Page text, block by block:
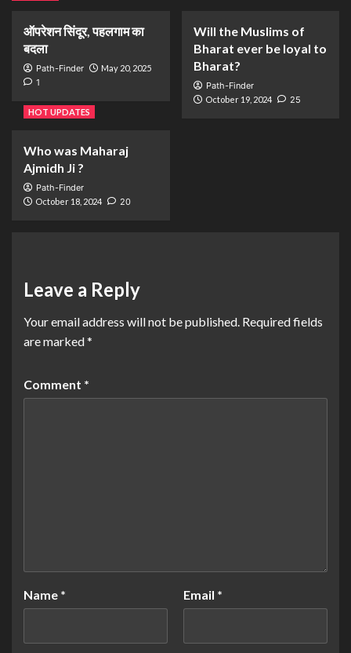
ऑपरेशन सिंदूर, पहलगाम का
बदला
Path-Finder May 20, 2025
1
Will the Muslims of
Bharat ever be loyal to
Bharat?
Path-Finder
October 19, 2024 25
HOT UPDATES
Who was Maharaj
Ajmidh Ji ?
Path-Finder
October 18, 2024 20
Leave a Reply
Your email address will not be published. Required fields
are marked*
Comment *
Name * Email *